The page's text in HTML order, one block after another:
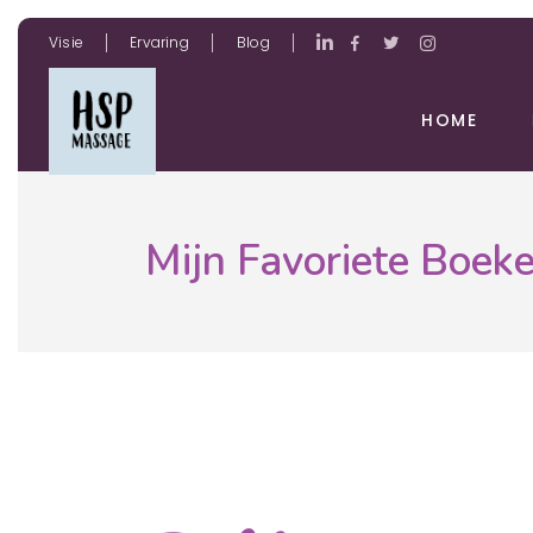
Visie Ervaring Blog
HOME
Mijn Favoriete